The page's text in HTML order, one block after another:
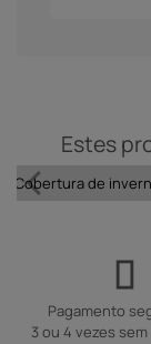
Estes
Cobertura de
Pagamento
3 ou 4 vezes